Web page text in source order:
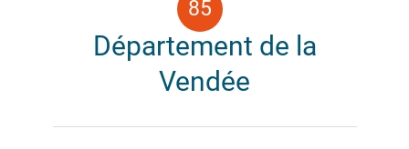
Département de la
Vendée